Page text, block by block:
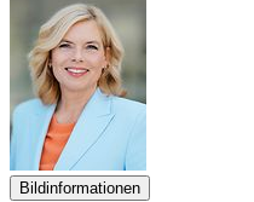
Bildinformationen